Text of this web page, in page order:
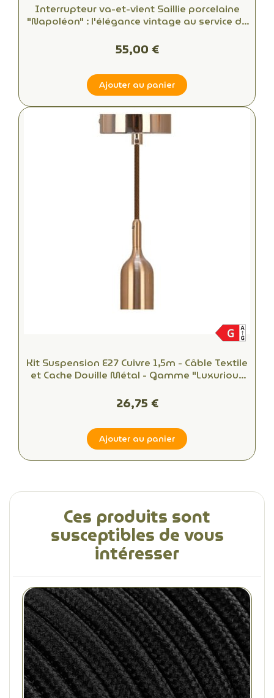
Interrupteur va-et-vient Saillie porcelaine
"Napoléon" : l'élégance vintage au service de
55,00 €
Ajouter au panier
Kit Suspension E27 Cuivre 1,5m - Câble Textile
et Cache Douille Métal - Gamme "Luxurious
26,75 €
Ajouter au panier
Ces produits sont
susceptibles de vous
intéresser